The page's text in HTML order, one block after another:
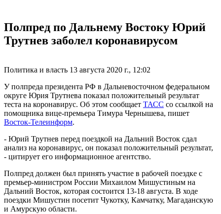
Полпред по Дальнему Востоку Юрий
Трутнев заболел коронавирусом
Политика и власть 13 августа 2020 г., 12:02
У полпреда президента РФ в Дальневосточном федеральном
округе Юрия Трутнева показал положительный результат
теста на коронавирус. Об этом сообщает ТАСС со ссылкой на
помощника вице-премьера Тимура Чернышева, пишет
Восток-Телеинформ.
- Юрий Трутнев перед поездкой на Дальний Восток сдал
анализ на коронавирус, он показал положительный результат,
- цитирует его информационное агентство.
Полпред должен был принять участие в рабочей поездке с
премьер-министром России Михаилом Мишустиным на
Дальний Восток, которая состоится 13-18 августа. В ходе
поездки Мишустин посетит Чукотку, Камчатку, Магаданскую
и Амурскую области.